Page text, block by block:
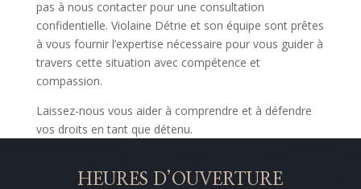
pas à nous contacter pour une consultation
confidentielle. Violaine Détrie et son équipe sont prêtes
à vous fournir l’expertise nécessaire pour vous guider à
travers cette situation avec compétence et
compassion.
Laissez-nous vous aider à comprendre et à défendre
vos droits en tant que détenu.
HEURES D’OUVERTURE